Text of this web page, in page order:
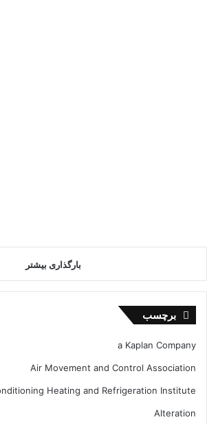
بارگذاری بیشتر
برچسب
a Kaplan Company
Air Movement and Control Association
Heating and Refrigeration Institute
Alteration